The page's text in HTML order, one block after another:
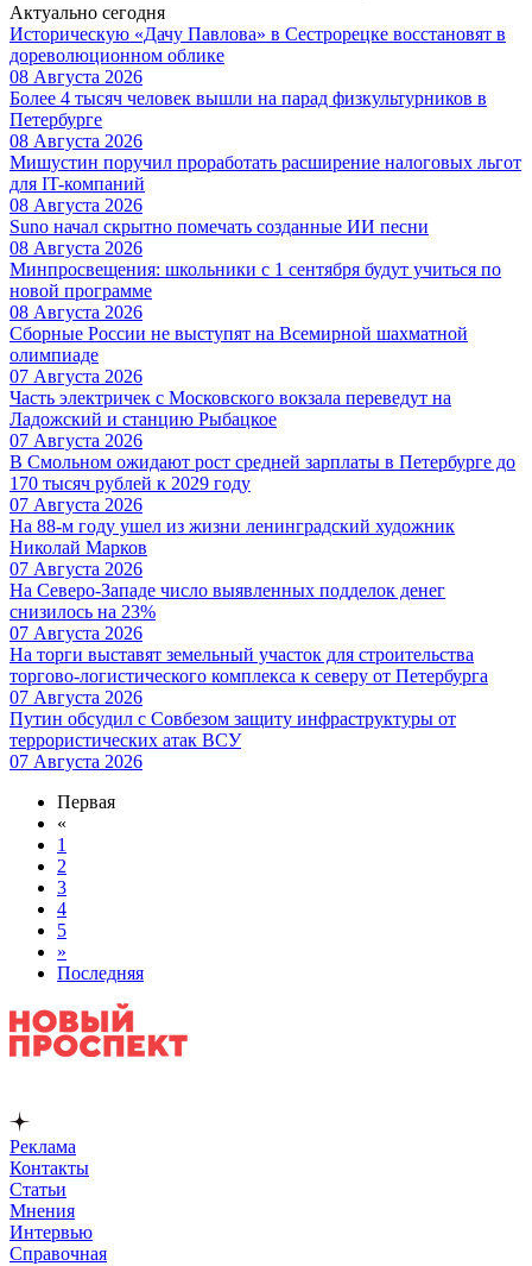
Актуально сегодня
Историческую «Дачу Павлова» в Сестрорецке восстановят в
дореволюционном облике
08 Августа 2026
Более 4 тысяч человек вышли на парад физкультурников в
Петербурге
08 Августа 2026
Мишустин поручил проработать расширение налоговых льгот
для IT-компаний
08 Августа 2026
Suno начал скрытно помечать созданные ИИ песни
08 Августа 2026
Минпросвещения: школьники с 1 сентября будут учиться по
новой программе
08 Августа 2026
Сборные России не выступят на Всемирной шахматной
олимпиаде
07 Августа 2026
Часть электричек с Московского вокзала переведут на
Ладожский и станцию Рыбацкое
07 Августа 2026
В Смольном ожидают рост средней зарплаты в Петербурге до
170 тысяч рублей к 2029 году
07 Августа 2026
На 88-м году ушел из жизни ленинградский художник
Николай Марков
07 Августа 2026
На Северо-Западе число выявленных подделок денег
снизилось на 23%
07 Августа 2026
На торги выставят земельный участок для строительства
торгово-логистического комплекса к северу от Петербурга
07 Августа 2026
Путин обсудил с Совбезом защиту инфраструктуры от
террористических атак ВСУ
07 Августа 2026
Первая
«
1
2
3
4
5
»
Последняя
Реклама
Контакты
Статьи
Мнения
Интервью
Справочная